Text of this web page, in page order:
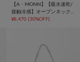
【A・MONN】【吸水速乾/
接触冷感】オープンネック
Tee
¥8,470 (30%OFF)